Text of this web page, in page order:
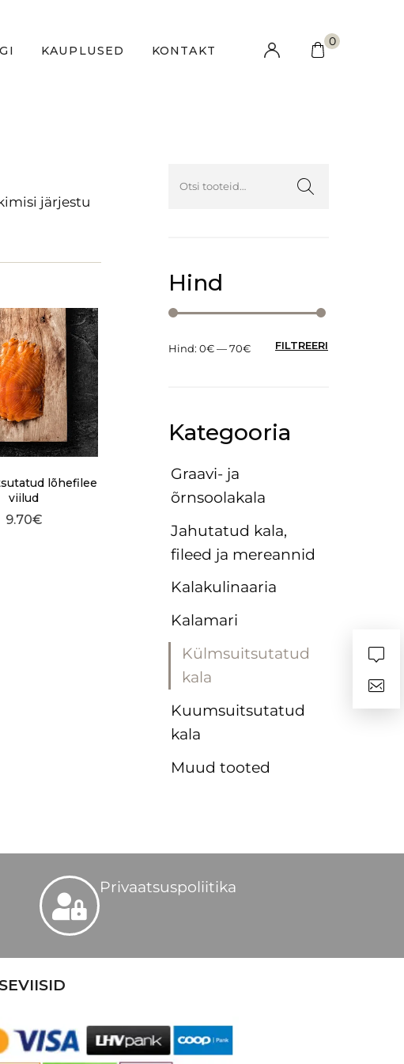
KAUPLUSED KONTAKT
0
lõhefilee
viilud
9.70€
Hind
FILTREERI
Hind: 0€—70€
Kategooria
Graavi- ja
õrnsoolakala
Jahutatud kala,
fileed ja mereannid
Kalakulinaaria
Kalamari
Külmsuitsutatud
kala
Kuumsuitsutatud
kala
Muud tooted
Privaatsuspoliitika